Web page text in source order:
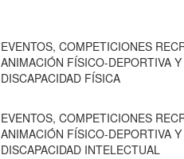
EVENTOS, COMPETICIONES
ANIMACIÓN FÍSICO-DEPORTIVA
DISCAPACIDAD FÍSICA
EVENTOS, COMPETICIONES
ANIMACIÓN FÍSICO-DEPORTIVA
DISCAPACIDAD INTELECTUAL